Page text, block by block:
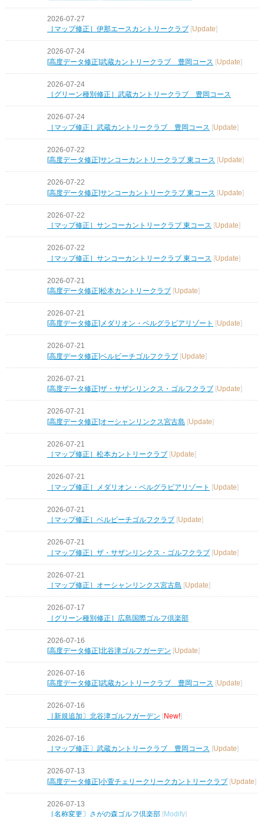
2026-07-27
［マップ修正］伊那エースカントリークラブ
Update
2026-07-24
[高度データ修正]武蔵カントリークラブ 豊岡コース [Update]
2026-07-24
［グリーン種別修正］武蔵カントリークラブ 豊岡コース
2026-07-24
［マップ修正］武蔵カントリークラブ 豊岡コース [Update]
2026-07-22
[高度データ修正]サンコーカントリークラブ 東コース [Update]
2026-07-22
[高度データ修正]サンコーカントリークラブ 東コース [Update]
2026-07-22
［マップ修正］サンコーカントリークラブ 東コース [Update]
2026-07-22
［マップ修正］サンコーカントリークラブ 東コース [Update]
2026-07-21
[高度データ修正]松本カントリークラブ [Update]
2026-07-21
[高度データ修正]メダリオン・ベルグラビアリゾート
Update
2026-07-21
[高度データ修正]ベルビーチゴルフクラブ [Update]
2026-07-21
[高度データ修正]ザ・サザンリンクス・ゴルフクラブ
Update
2026-07-21
[高度データ修正]オーシャンリンクス宮古島 [Update]
2026-07-21
［マップ修正］松本カントリークラブ
Update
2026-07-21
［マップ修正］メダリオン・ベルグラビアリゾート
[Update]
2026-07-21
［マップ修正］ベルビーチゴルフクラブ [Update]
2026-07-21
［マップ修正］ザ・サザンリンクス・ゴルフクラブ [Update]
2026-07-21
［マップ修正］オーシャンリンクス宮古島 [Update]
2026-07-17
［グリーン種別修正］広島国際ゴルフ倶楽部
2026-07-16
[高度データ修正]北谷津ゴルフガーデン [Update]
2026-07-16
[高度データ修正]武蔵カントリークラブ 豊岡コース
Update
2026-07-16
［新規追加〕北谷津ゴルフガーデン [New!]
2026-07-16
［マップ修正〕武蔵カントリークラブ 豊岡コース
Update
2026-07-13
[高度データ修正]小萱チェリークリークカントリークラブ [Update]
2026-07-13
［名称変更〕さがの森ゴルフ倶楽部
Modify